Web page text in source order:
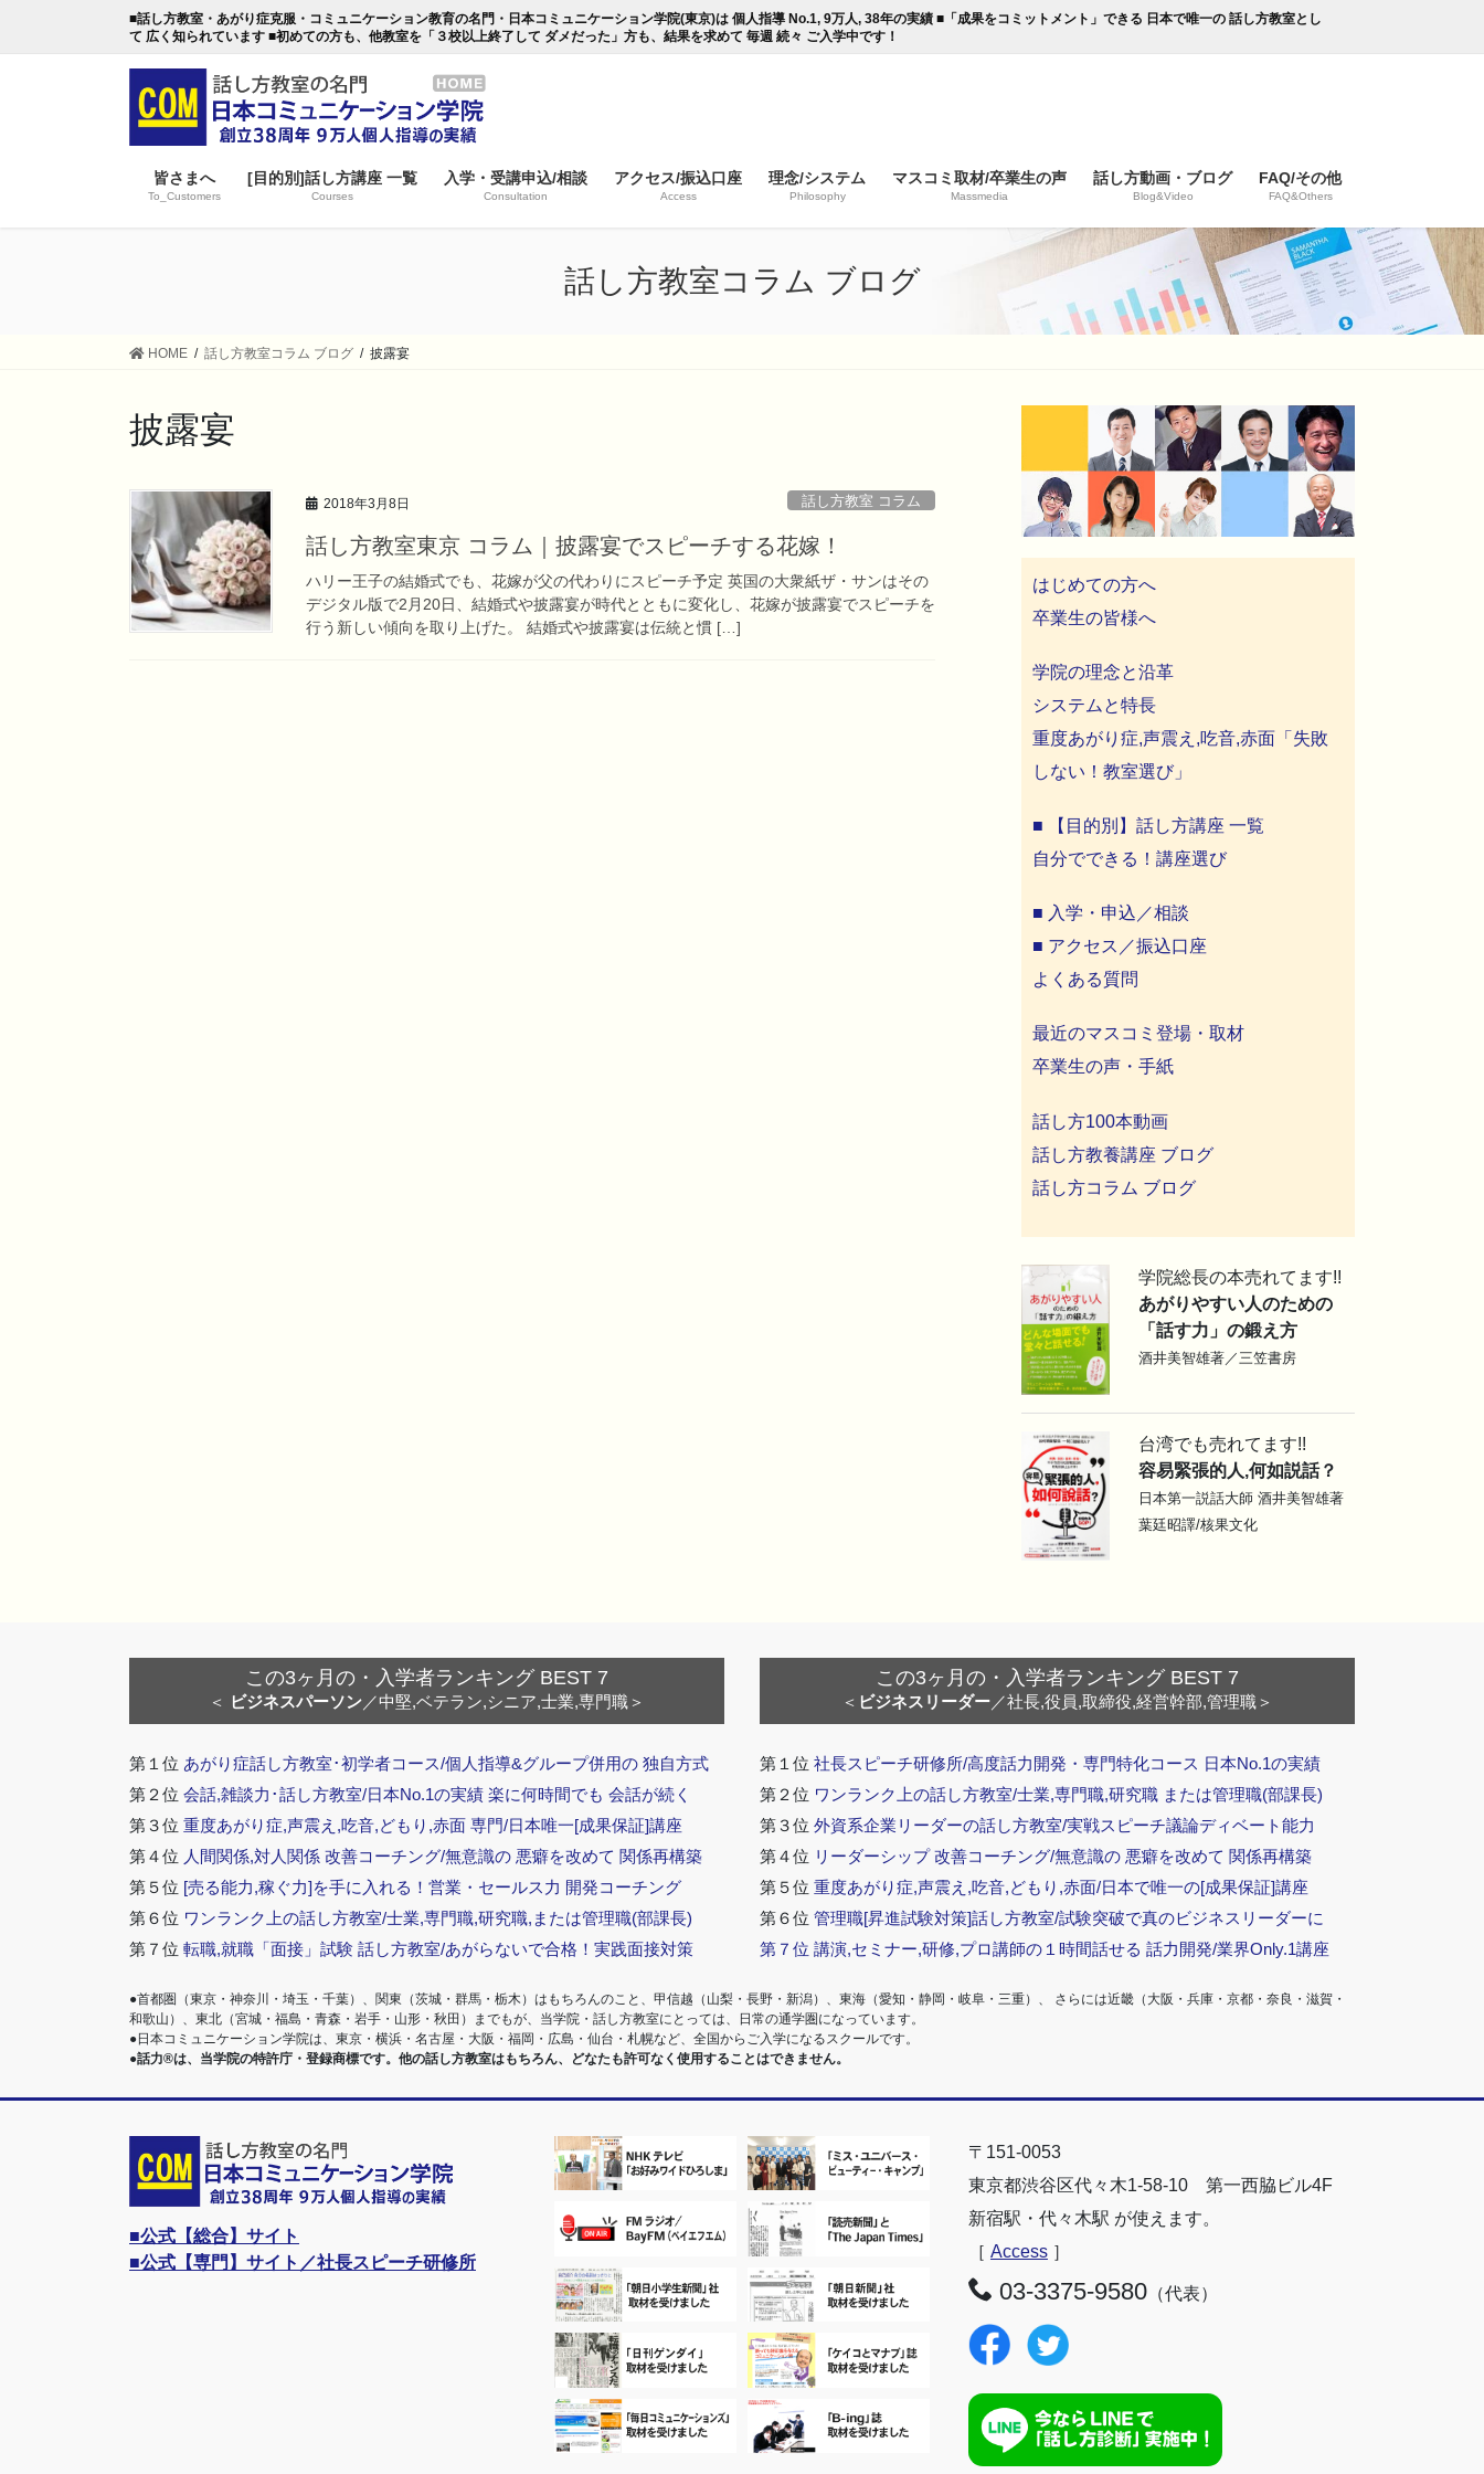
■話し方教室・あがり症克服・コミュニケーション教育の名門・日本コミュニケーション学院(東京)は 個人指導 No.1, 9万人, 38年の実績 ■「成果をコミットメント」できる 日本で唯一の 話し方教室とし
て 広く知られています ■初めての方も、他教室を「３校以上終了して ダメだった」方も、結果を求めて 毎週 続々 ご入学中です！
皆さまへ
To_Customers
[目的別]話し方講座 一覧
Courses
入学・受講申込/相談
Consultation
アクセス/振込口座
Access
理念/システム
Philosophy
マスコミ取材/卒業生の声
Massmedia
話し方動画・ブログ
Blog&Video
FAQ/その他
FAQ&Others
話し方教室コラム ブログ
HOME 話し方教室コラム ブログ 披露宴
披露宴
2018年3月8日 話し方教室 コラム
話し方教室東京 コラム｜披露宴でスピーチする花嫁！
ハリー王子の結婚式でも、花嫁が父の代わりにスピーチ予定 英国の大衆紙ザ・サンはその
デジタル版で2月20日、結婚式や披露宴が時代とともに変化し、花嫁が披露宴でスピーチを
行う新しい傾向を取り上げた。 結婚式や披露宴は伝統と慣 […]
はじめての方へ
卒業生の皆様へ
学院の理念と沿革
システムと特長
重度あがり症,声震え,吃音,赤面「失敗
しない！教室選び」
■ 【目的別】話し方講座 一覧
自分でできる！講座選び
■ 入学・申込／相談
■ アクセス／振込口座
よくある質問
最近のマスコミ登場・取材
卒業生の声・手紙
話し方100本動画
話し方教養講座 ブログ
話し方コラム ブログ
学院総長の本売れてます!!
あがりやすい人のための
「話す力」の鍛え方
酒井美智雄著／三笠書房
台湾でも売れてます!!
容易緊張的人,何如説話？
日本第一説話大師 酒井美智雄著
葉廷昭譯/核果文化
この3ヶ月の・入学者ランキング BEST 7
＜ ビジネスパーソン／中堅,ベテラン,シニア,士業,専門職＞
第１位 あがり症話し方教室･初学者コース/個人指導&グループ併用の 独自方式
第２位 会話,雑談力･話し方教室/日本No.1の実績 楽に何時間でも 会話が続く
第３位 重度あがり症,声震え,吃音,どもり,赤面 専門/日本唯一[成果保証]講座
第４位 人間関係,対人関係 改善コーチング/無意識の 悪癖を改めて 関係再構築
第５位 [売る能力,稼ぐ力]を手に入れる！営業・セールス力 開発コーチング
第６位 ワンランク上の話し方教室/士業,専門職,研究職,または管理職(部課長)
第７位 転職,就職「面接」試験 話し方教室/あがらないで合格！実践面接対策
この3ヶ月の・入学者ランキング BEST 7
＜ ビジネスリーダー／社長,役員,取締役,経営幹部,管理職＞
第１位 社長スピーチ研修所/高度話力開発・専門特化コース 日本No.1の実績
第２位 ワンランク上の話し方教室/士業,専門職,研究職 または管理職(部課長)
第３位 外資系企業リーダーの話し方教室/実戦スピーチ議論ディベート能力
第４位 リーダーシップ 改善コーチング/無意識の 悪癖を改めて 関係再構築
第５位 重度あがり症,声震え,吃音,どもり,赤面/日本で唯一の[成果保証]講座
第６位 管理職[昇進試験対策]話し方教室/試験突破で真のビジネスリーダーに
第７位 講演,セミナー,研修,プロ講師の１時間話せる 話力開発/業界Only.1講座
●首都圏（東京・神奈川・埼玉・千葉）、関東（茨城・群馬・栃木）はもちろんのこと、甲信越（山梨・長野・新潟）、東海（愛知・静岡・岐阜・三重）、 さらには近畿（大阪・兵庫・京都・奈良・滋賀・
和歌山）、東北（宮城・福島・青森・岩手・山形・秋田）までもが、当学院・話し方教室にとっては、日常の通学圏になっています。
●日本コミュニケーション学院は、東京・横浜・名古屋・大阪・福岡・広島・仙台・札幌など、全国からご入学になるスクールです。
●話力®は、当学院の特許庁・登録商標です。他の話し方教室はもちろん、どなたも許可なく使用することはできません。
■公式【総合】サイト
■公式【専門】サイト／社長スピーチ研修所
〒151-0053
東京都渋谷区代々木1-58-10 第一西脇ビル4F
新宿駅・代々木駅 が使えます。
［ Access］
03-3375-9580（代表）